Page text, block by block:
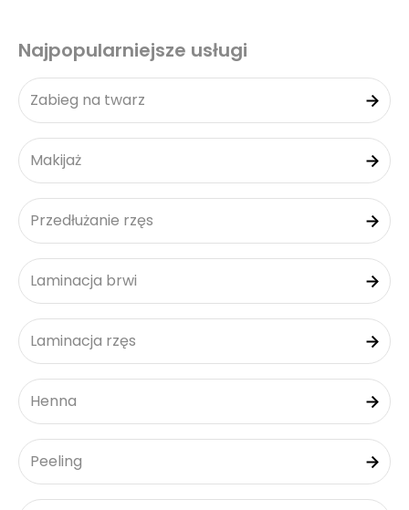
Najpopularniejsze usługi
Zabieg na twarz
Makijaż
Przedłużanie rzęs
Laminacja brwi
Laminacja rzęs
Henna
Peeling